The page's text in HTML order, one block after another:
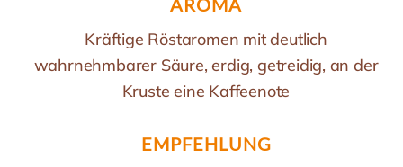
AROMA
Kräftige Röstaromen mit deutlich
wahrnehmbarer Säure, erdig, getreidig, an der
Kruste eine Kaffeenote
EMPFEHLUNG